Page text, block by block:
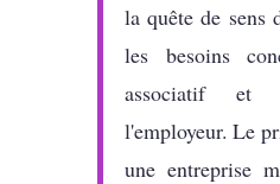
la quête de sens
les besoins
associatif et
l'employeur. Le
une entreprise